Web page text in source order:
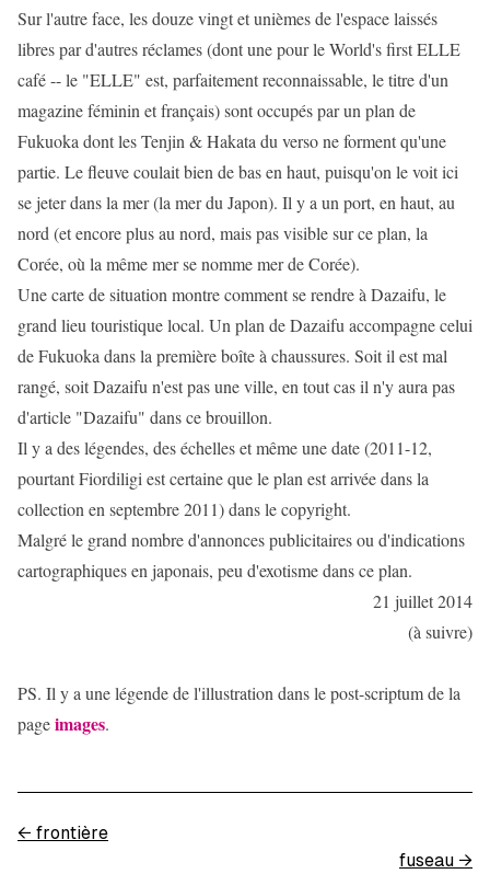
Sur l'autre face, les douze vingt et unièmes de l'espace laissés
libres par d'autres réclames (dont une pour le World's first ELLE
café -- le "ELLE" est, parfaitement reconnaissable, le titre d'un
magazine féminin et français) sont occupés par un plan de
Fukuoka dont les Tenjin & Hakata du verso ne forment qu'une
partie. Le fleuve coulait bien de bas en haut, puisqu'on le voit ici
se jeter dans la mer (la mer du Japon). Il y a un port, en haut, au
nord (et encore plus au nord, mais pas visible sur ce plan, la
Corée, où la même mer se nomme mer de Corée).
Une carte de situation montre comment se rendre à Dazaifu, le
grand lieu touristique local. Un plan de Dazaifu accompagne celui
de Fukuoka dans la première boîte à chaussures. Soit il est mal
rangé, soit Dazaifu n'est pas une ville, en tout cas il n'y aura pas
d'article "Dazaifu" dans ce brouillon.
Il y a des légendes, des échelles et même une date (2011-12,
pourtant Fiordiligi est certaine que le plan est arrivée dans la
collection en septembre 2011) dans le copyright.
Malgré le grand nombre d'annonces publicitaires ou d'indications
cartographiques en japonais, peu d'exotisme dans ce plan.
21 juillet 2014
(à suivre)
PS. Il y a une légende de l'illustration dans le post-scriptum de la
pageimages.
← frontière
fuseau →